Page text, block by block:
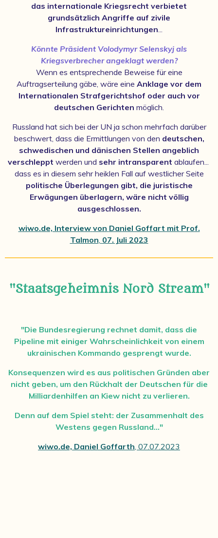
das internationale Kriegsrecht verbietet
grundsätzlich Angriffe auf zivile
Infrastruktureinrichtungen...
Könnte Präsident Volodymyr Selenskyj als
Kriegsverbrecher angeklagt werden?
Wenn es entsprechende Beweise für eine
Auftragserteilung gäbe, wäre eine Anklage vor dem
Internationalen Strafgerichtshof oder auch vor
deutschen Gerichten möglich.
Russland hat sich bei der UN ja schon mehrfach darüber
beschwert, dass die Ermittlungen von den deutschen,
schwedischen und dänischen Stellen angeblich
verschleppt werden und sehr intransparent ablaufen...
dass es in diesem sehr heiklen Fall auf westlicher Seite
politische Überlegungen gibt, die juristische
Erwägungen überlagern, wäre nicht völlig
ausgeschlossen.
wiwo.de, Interview von Daniel Goffart mit Prof.
Talmon, 07. Juli 2023
"Staatsgeheimnis Nord Stream"
"Die Bundesregierung rechnet damit, dass die
Pipeline mit einiger Wahrscheinlichkeit von einem
ukrainischen Kommando gesprengt wurde.
Konsequenzen wird es aus politischen Gründen aber
nicht geben, um den Rückhalt der Deutschen für die
Milliardenhilfen an Kiew nicht zu verlieren.
Denn auf dem Spiel steht: der Zusammenhalt des
Westens gegen Russland..."
wiwo.de, Daniel Goffarth, 07.07.2023